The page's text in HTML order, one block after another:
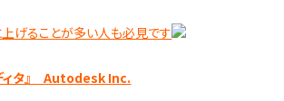
上げることが多い人も必見です
ィタ』 Autodesk Inc.